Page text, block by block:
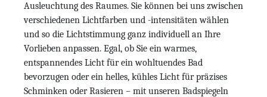
Ausleuchtung des Raumes. Sie können bei uns zwischen
verschiedenen Lichtfarben und -intensitäten wählen
und so die Lichtstimmung ganz individuell an Ihre
Vorlieben anpassen. Egal, ob Sie ein warmes,
entspannendes Licht für ein wohltuendes Bad
bevorzugen oder ein helles, kühles Licht für präzises
Schminken oder Rasieren – mit unseren Badspiegeln